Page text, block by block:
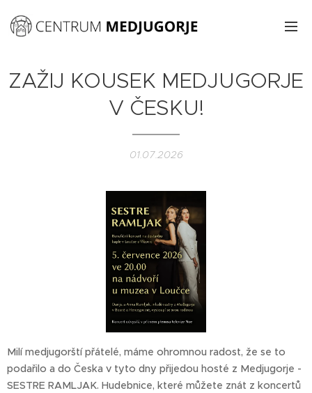
ZAŽIJ KOUSEK MEDJUGORJE
V ČESKU!
01.07.2026
Milí medjugorští přátelé, máme ohromnou radost, že se to
podařilo a do Česka v tyto dny přijedou hosté z Medjugorje -
SESTRE RAMLJAK. Hudebnice, které můžete znát z koncertů